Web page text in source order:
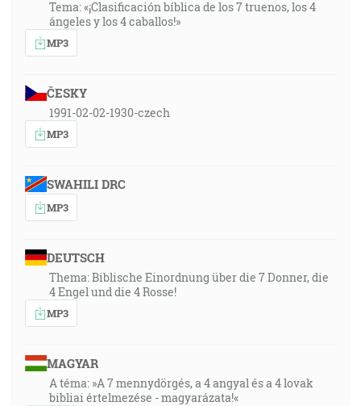
Tema: «¡Clasificación bíblica de los 7 truenos, los 4
ángeles y los 4 caballos!»
MP3
ČESKY
1991-02-02-1930-czech
MP3
SWAHILI DRC
MP3
DEUTSCH
Thema: Biblische Einordnung über die 7 Donner, die
4 Engel und die 4 Rosse!
MP3
MAGYAR
A téma: »A 7 mennydörgés, a 4 angyal és a 4 lovak
bibliai értelmezése - magyarázata!«